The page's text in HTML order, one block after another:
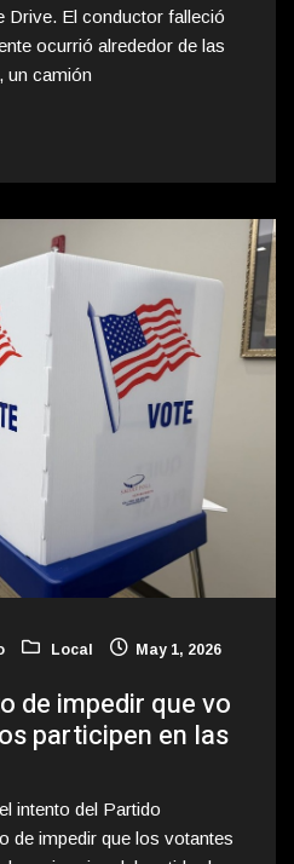
Drive. El conductor falleció
ocurrió alrededor de las
un camión
Local May 1, 2026
de impedir que vo
participen en las
intento del Partido
de impedir que los votantes